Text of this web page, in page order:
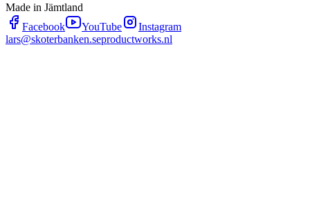
Made in Jämtland
Facebook
YouTube
Instagram
lars@skoterbanken.seproductworks.nl